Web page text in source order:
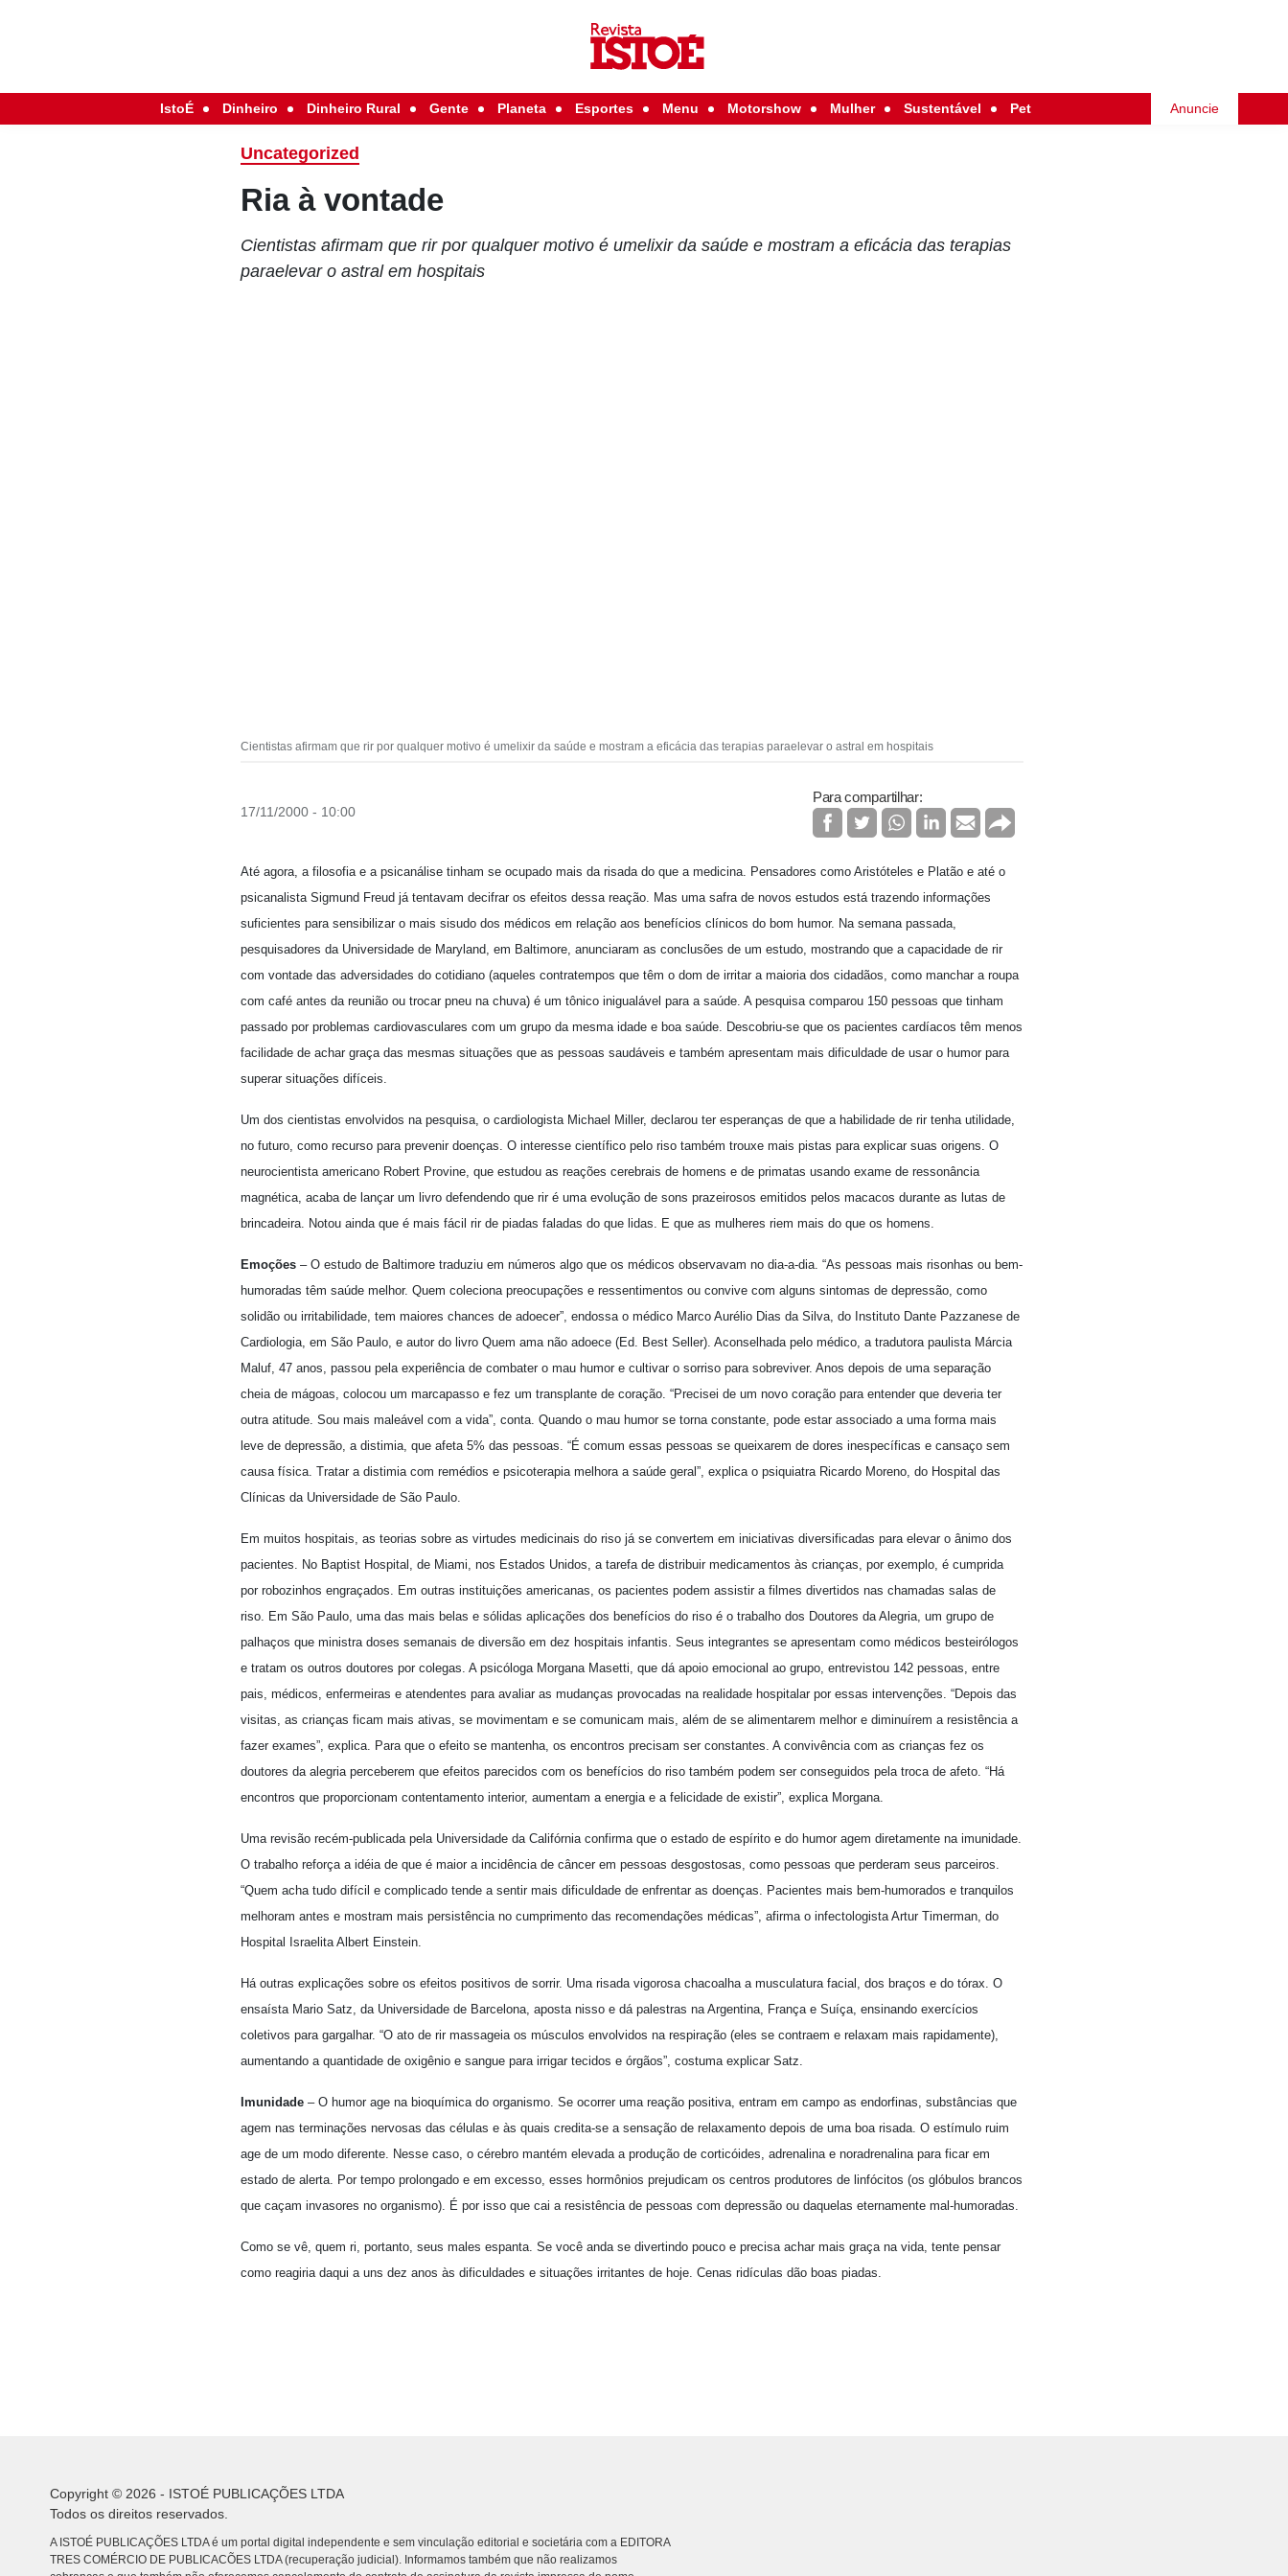
IstoÉ Dinheiro Dinheiro Rural Gente Planeta Esportes Menu Motorshow Mulher Sustentável Pet Anuncie
Uncategorized
Ria à vontade
Cientistas afirmam que rir por qualquer motivo é umelixir da saúde e mostram a eficácia das terapias
paraelevar o astral em hospitais
Cientistas afirmam que rir por qualquer motivo é umelixir da saúde e mostram a eficácia das terapias paraelevar o astral em hospitais
17/11/2000 - 10:00
Para compartilhar:
Até agora, a filosofia e a psicanálise tinham se ocupado mais da risada do que a medicina. Pensadores como Aristóteles e Platão e até o
psicanalista Sigmund Freud já tentavam decifrar os efeitos dessa reação. Mas uma safra de novos estudos está trazendo informações
suficientes para sensibilizar o mais sisudo dos médicos em relação aos benefícios clínicos do bom humor. Na semana passada,
pesquisadores da Universidade de Maryland, em Baltimore, anunciaram as conclusões de um estudo, mostrando que a capacidade de rir
com vontade das adversidades do cotidiano (aqueles contratempos que têm o dom de irritar a maioria dos cidadãos, como manchar a roupa
com café antes da reunião ou trocar pneu na chuva) é um tônico inigualável para a saúde. A pesquisa comparou 150 pessoas que tinham
passado por problemas cardiovasculares com um grupo da mesma idade e boa saúde. Descobriu-se que os pacientes cardíacos têm menos
facilidade de achar graça das mesmas situações que as pessoas saudáveis e também apresentam mais dificuldade de usar o humor para
superar situações difíceis.
Um dos cientistas envolvidos na pesquisa, o cardiologista Michael Miller, declarou ter esperanças de que a habilidade de rir tenha utilidade,
no futuro, como recurso para prevenir doenças. O interesse científico pelo riso também trouxe mais pistas para explicar suas origens. O
neurocientista americano Robert Provine, que estudou as reações cerebrais de homens e de primatas usando exame de ressonância
magnética, acaba de lançar um livro defendendo que rir é uma evolução de sons prazeirosos emitidos pelos macacos durante as lutas de
brincadeira. Notou ainda que é mais fácil rir de piadas faladas do que lidas. E que as mulheres riem mais do que os homens.
Emoções– O estudo de Baltimore traduziu em números algo que os médicos observavam no dia-a-dia. “As pessoas mais risonhas ou bem-
humoradas têm saúde melhor. Quem coleciona preocupações e ressentimentos ou convive com alguns sintomas de depressão, como
solidão ou irritabilidade, tem maiores chances de adoecer”, endossa o médico Marco Aurélio Dias da Silva, do Instituto Dante Pazzanese de
Cardiologia, em São Paulo, e autor do livro Quem ama não adoece (Ed. Best Seller). Aconselhada pelo médico, a tradutora paulista Márcia
Maluf, 47 anos, passou pela experiência de combater o mau humor e cultivar o sorriso para sobreviver. Anos depois de uma separação
cheia de mágoas, colocou um marcapasso e fez um transplante de coração. “Precisei de um novo coração para entender que deveria ter
outra atitude. Sou mais maleável com a vida”, conta. Quando o mau humor se torna constante, pode estar associado a uma forma mais
leve de depressão, a distimia, que afeta 5% das pessoas. “É comum essas pessoas se queixarem de dores inespecíficas e cansaço sem
causa física. Tratar a distimia com remédios e psicoterapia melhora a saúde geral”, explica o psiquiatra Ricardo Moreno, do Hospital das
Clínicas da Universidade de São Paulo.
Em muitos hospitais, as teorias sobre as virtudes medicinais do riso já se convertem em iniciativas diversificadas para elevar o ânimo dos
pacientes. No Baptist Hospital, de Miami, nos Estados Unidos, a tarefa de distribuir medicamentos às crianças, por exemplo, é cumprida
por robozinhos engraçados. Em outras instituições americanas, os pacientes podem assistir a filmes divertidos nas chamadas salas de
riso. Em São Paulo, uma das mais belas e sólidas aplicações dos benefícios do riso é o trabalho dos Doutores da Alegria, um grupo de
palhaços que ministra doses semanais de diversão em dez hospitais infantis. Seus integrantes se apresentam como médicos besteirólogos
e tratam os outros doutores por colegas. A psicóloga Morgana Masetti, que dá apoio emocional ao grupo, entrevistou 142 pessoas, entre
pais, médicos, enfermeiras e atendentes para avaliar as mudanças provocadas na realidade hospitalar por essas intervenções. “Depois das
visitas, as crianças ficam mais ativas, se movimentam e se comunicam mais, além de se alimentarem melhor e diminuírem a resistência a
fazer exames”, explica. Para que o efeito se mantenha, os encontros precisam ser constantes. A convivência com as crianças fez os
doutores da alegria perceberem que efeitos parecidos com os benefícios do riso também podem ser conseguidos pela troca de afeto. “Há
encontros que proporcionam contentamento interior, aumentam a energia e a felicidade de existir”, explica Morgana.
Uma revisão recém-publicada pela Universidade da Califórnia confirma que o estado de espírito e do humor agem diretamente na imunidade.
O trabalho reforça a idéia de que é maior a incidência de câncer em pessoas desgostosas, como pessoas que perderam seus parceiros.
“Quem acha tudo difícil e complicado tende a sentir mais dificuldade de enfrentar as doenças. Pacientes mais bem-humorados e tranquilos
melhoram antes e mostram mais persistência no cumprimento das recomendações médicas”, afirma o infectologista Artur Timerman, do
Hospital Israelita Albert Einstein.
Há outras explicações sobre os efeitos positivos de sorrir. Uma risada vigorosa chacoalha a musculatura facial, dos braços e do tórax. O
ensaísta Mario Satz, da Universidade de Barcelona, aposta nisso e dá palestras na Argentina, França e Suíça, ensinando exercícios
coletivos para gargalhar. “O ato de rir massageia os músculos envolvidos na respiração (eles se contraem e relaxam mais rapidamente),
aumentando a quantidade de oxigênio e sangue para irrigar tecidos e órgãos”, costuma explicar Satz.
Imunidade – O humor age na bioquímica do organismo. Se ocorrer uma reação positiva, entram em campo as endorfinas, substâncias que
agem nas terminações nervosas das células e às quais credita-se a sensação de relaxamento depois de uma boa risada. O estímulo ruim
age de um modo diferente. Nesse caso, o cérebro mantém elevada a produção de corticóides, adrenalina e noradrenalina para ficar em
estado de alerta. Por tempo prolongado e em excesso, esses hormônios prejudicam os centros produtores de linfócitos (os glóbulos brancos
que caçam invasores no organismo). É por isso que cai a resistência de pessoas com depressão ou daquelas eternamente mal-humoradas.
Como se vê, quem ri, portanto, seus males espanta. Se você anda se divertindo pouco e precisa achar mais graça na vida, tente pensar
como reagiria daqui a uns dez anos às dificuldades e situações irritantes de hoje. Cenas ridículas dão boas piadas.
Copyright © 2026 - ISTOÉ PUBLICAÇÕES LTDA
Todos os direitos reservados.
A ISTOÉ PUBLICAÇÕES LTDA é um portal digital independente e sem vinculação editorial e societária com a EDITORA
TRES COMÉRCIO DE PUBLICACÕES LTDA (recuperação judicial). Informamos também que não realizamos